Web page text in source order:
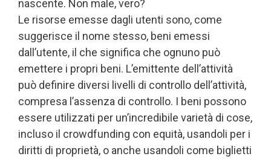
nascente. Non male, vero?
Le risorse emesse dagli utenti sono, come
suggerisce il nome stesso, beni emessi
dall’utente, il che significa che ognuno può
emettere i propri beni. L’emittente dell’attività
può definire diversi livelli di controllo dell’attività,
compresa l’assenza di controllo. I beni possono
essere utilizzati per un’incredibile varietà di cose,
incluso il crowdfunding con equità, usandoli per i
diritti di proprietà, o anche usandoli come biglietti